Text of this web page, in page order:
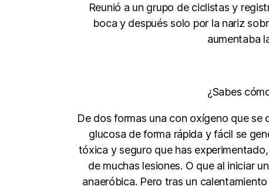
Reunió a un grupo de ciclistas y
boca y después solo por la nariz
aumentaba
¿Sabes
De dos formas una con oxígeno que se
glucosa de forma rápida y fácil se
tóxica y seguro que has
de muchas lesiones. O que al iniciar
anaeróbica. Pero tras un